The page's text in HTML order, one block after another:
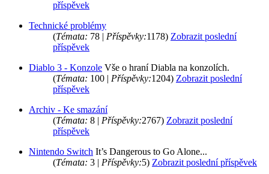
příspěvek
Technické problémy
(Témata: 78 | Příspěvky:1178) Zobrazit poslední
příspěvek
Diablo 3 - Konzole Vše o hraní Diabla na konzolích.
(Témata: 100 | Příspěvky:1204) Zobrazit poslední
příspěvek
Archiv - Ke smazání
(Témata: 8 | Příspěvky:2767) Zobrazit poslední
příspěvek
Nintendo Switch It’s Dangerous to Go Alone...
(Témata: 3 | Příspěvky:5) Zobrazit poslední příspěvek